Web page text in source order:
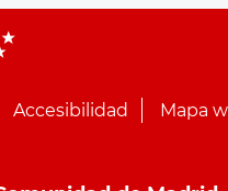
Accesibilidad Mapa